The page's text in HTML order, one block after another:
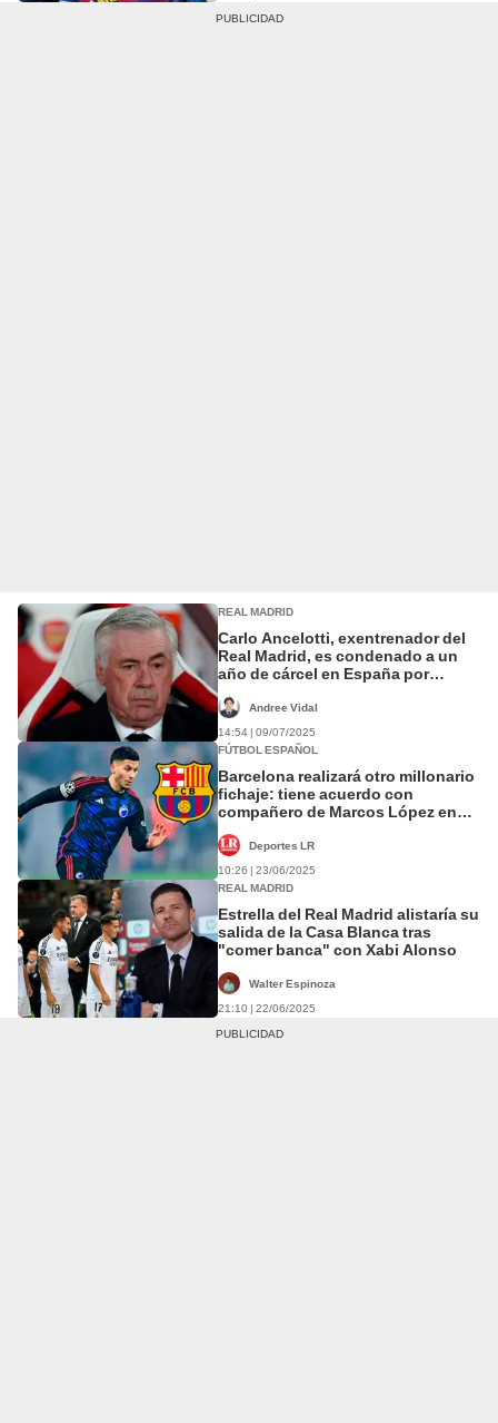
REAL MADRID
Carlo Ancelotti, exentrenador del
Real Madrid, es condenado a un
año de cárcel en España por
Andree Vidal
14:54 | 09/07/2025
FÚTBOL ESPAÑOL
Barcelona realizará otro millonario
fichaje: tiene acuerdo con
compañero de Marcos López en
Deportes LR
10:26 | 23/06/2025
REAL MADRID
Estrella del Real Madrid alistaría su
salida de la Casa Blanca tras
"comer banca" con Xabi Alonso
Walter Espinoza
21:10 | 22/06/2025